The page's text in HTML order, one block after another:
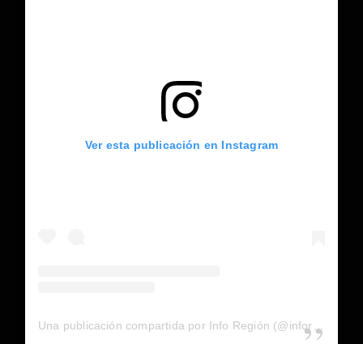
Ver esta publicación en Instagram